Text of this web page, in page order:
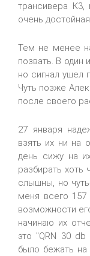
трансивера К3,
очень
Тем не менее
позвать. В один
но сигнал ушел
Чуть позже
после своего
27 января
взять их ни на
день сижу на
разбирать хоть
слышны, но
меня всего
возможности
начинаю их
это "QRN 30
было бежать на